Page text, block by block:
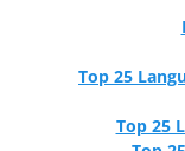
Top 25
Top 25